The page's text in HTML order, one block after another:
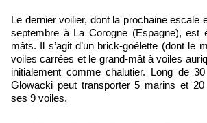
Le dernier voilier, dont la prochaine escale
septembre à La Corogne (Espagne), est
mâts. Il s’agit d’un brick-goélette (dont le
voiles carrées et le grand-mât à voiles
initialement comme chalutier. Long de
Glowacki peut transporter 5 marins et
ses 9 voiles.